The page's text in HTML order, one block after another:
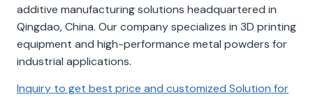
additive manufacturing solutions headquartered in
Qingdao, China. Our company specializes in 3D printing
equipment and high-performance metal powders for
industrial applications.
Inquiry to get best price and customized Solution for